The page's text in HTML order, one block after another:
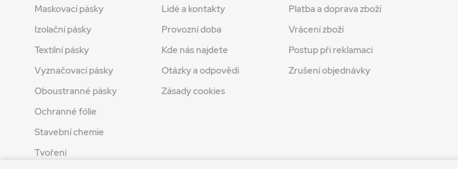
Maskovací pásky
Izolační pásky
Textilní pásky
Vyznačovací pásky
Oboustranné pásky
Ochranné fólie
Stavební chemie
Tvoření
Lidé a kontakty
Provozní doba
Kde nás najdete
Otázky a odpovědi
Zásady cookies
Platba a doprava zboží
Vrácení zboží
Postup při reklamaci
Zrušení objednávky